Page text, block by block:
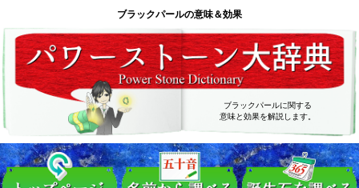
ブラックパールの意味＆効果
ブラックパールに関する
意味と効果を解説します。